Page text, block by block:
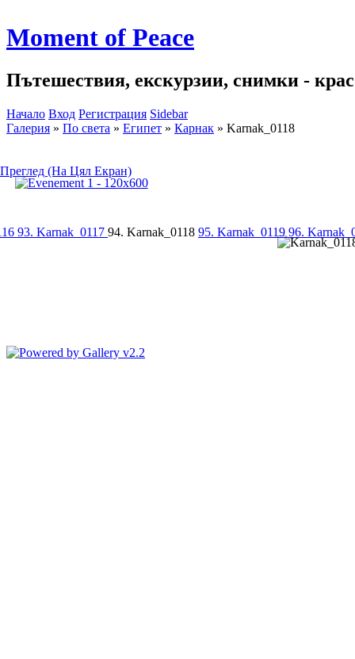
Moment of Peace
Пътешествия, екскурзии, снимки -
Начало Вход Регистрация Sidebar
Галерия » По света » Египет » Карнак » Karnak_0118
Преглед (На Цял Екран)
93. Karnak_0117 94. Karnak_0118 95. Karnak_011996.